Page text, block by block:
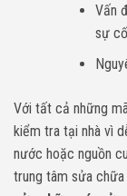
Vấn
sự
Với tất cả những
kiểm tra tại nhà vì
nước hoặc nguồn
trung tâm sửa